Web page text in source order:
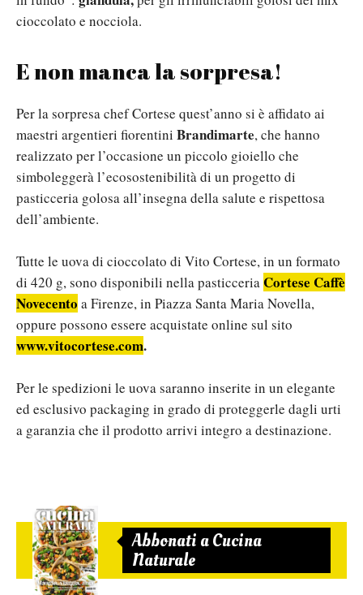
cioccolato e nocciola.
E non manca la sorpresa!
Per la sorpresa chef Cortese quest’anno si è affidato ai
maestri argentieri fiorentini Brandimarte, che hanno
realizzato per l’occasione un piccolo gioiello che
simboleggerà l’ecosostenibilità di un progetto di
pasticceria golosa all’insegna della salute e rispettosa
dell’ambiente.
Tutte le uova di cioccolato di Vito Cortese, in un formato
di 420 g, sono disponibili nella pasticceria Cortese Caffè
Novecento a Firenze, in Piazza Santa Maria Novella,
oppure possono essere acquistate online sul sito
www.vitocortese.com.
Per le spedizioni le uova saranno inserite in un elegante
ed esclusivo packaging in grado di proteggerle dagli urti
a garanzia che il prodotto arrivi integro a destinazione.
Abbonati a Cucina
Naturale